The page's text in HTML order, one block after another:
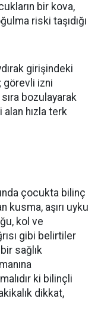
bir kova,
riski taşıdığı
girişindeki
görevli izni
bozulayarak
alan hızla terk
çocukta bilinç
kusma, aşırı uyku
kol ve
gibi belirtiler
sağlık
ki bilinçli
dikkat,